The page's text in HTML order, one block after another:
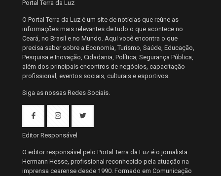
Portal Terra da Luz
O Portal Terra da Luz é um site de notícias que reúne as
informações mais relevantes de tudo o que acontece no
Ceará, no Brasil e no Mundo. Aqui você encontra o que
precisa saber sobre a Economia, Turismo, Saúde, Educação,
Pesquisa e Inovação, Cidadania, Política, Segurança Pública,
além dos principais encontros de negócios, capacitação
profissional, eventos sociais, culturais e esportivos.
Siga as nossas Redes Sociais.
Editor Responsável
O editor responsável pelo Portal Terra da Luz é o jornalista
Hermann Hesse, profissional reconhecido pela atuação na
imprensa cearense desde 1990. Formado em Comunicação